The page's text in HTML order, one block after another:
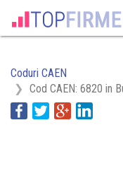
Coduri CAEN
Cod CAEN: 6820 in